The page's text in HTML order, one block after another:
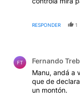
controla
perejil tiene
RESPONDER 1
FT Fernando
Manu, andá a
que de
un montón.